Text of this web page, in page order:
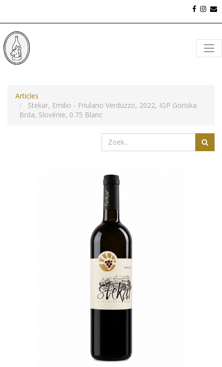
Articles
Stekar, Emilio - Friulano Verduzzo, 2022, IGP Goriska
Brda, Slovénie, 0.75 Blanc